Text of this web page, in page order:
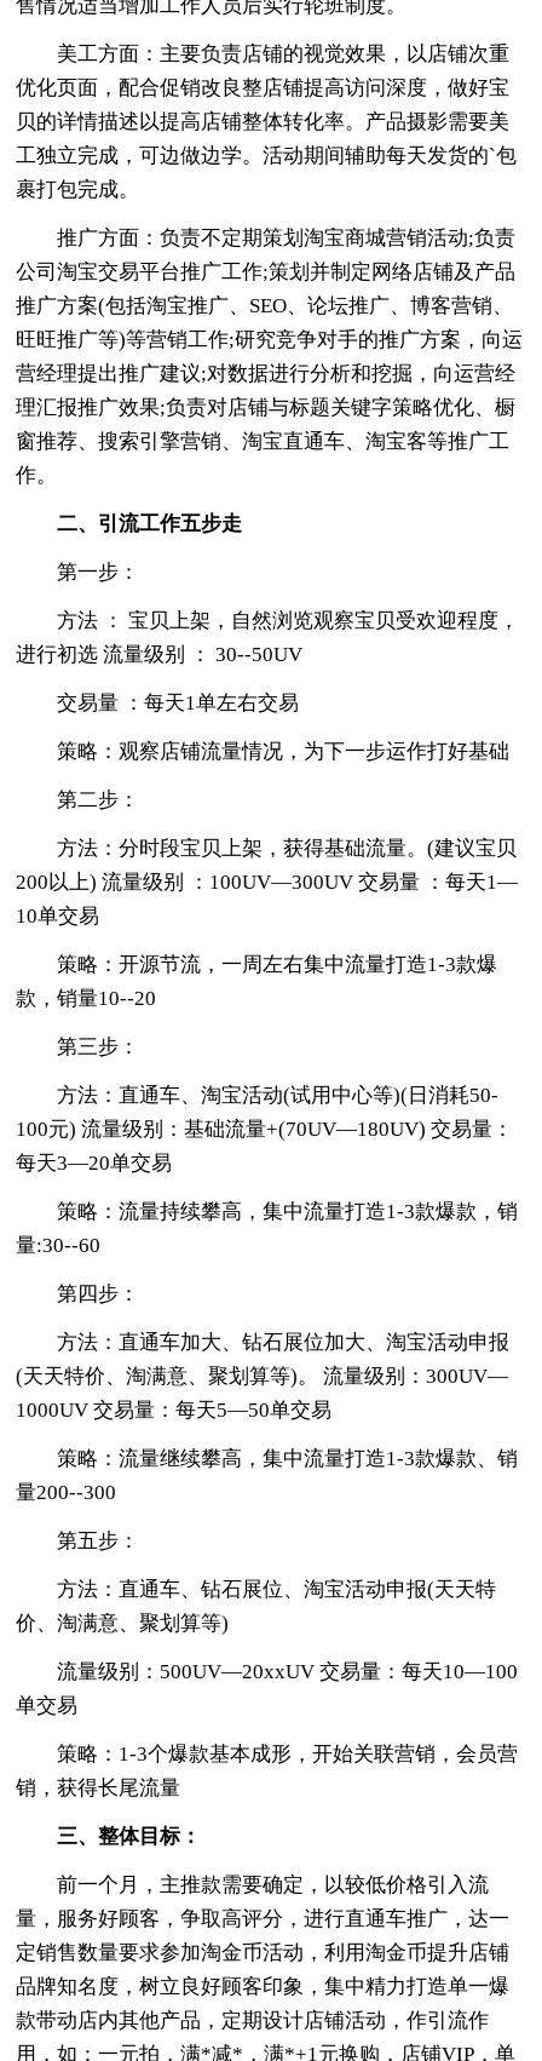
售情况适当增加工作人员后实行轮班制度。
美工方面：主要负责店铺的视觉效果，以店铺次重
优化页面，配合促销改良整店铺提高访问深度，做好宝
贝的详情描述以提高店铺整体转化率。产品摄影需要美
工独立完成，可边做边学。活动期间辅助每天发货的`包
裹打包完成。
推广方面：负责不定期策划淘宝商城营销活动;负责
公司淘宝交易平台推广工作;策划并制定网络店铺及产品
推广方案(包括淘宝推广、SEO、论坛推广、博客营销、
旺旺推广等)等营销工作;研究竞争对手的推广方案，向运
营经理提出推广建议;对数据进行分析和挖掘，向运营经
理汇报推广效果;负责对店铺与标题关键字策略优化、橱
窗推荐、搜索引擎营销、淘宝直通车、淘宝客等推广工
作。
二、引流工作五步走
第一步：
方法 ： 宝贝上架，自然浏览观察宝贝受欢迎程度，
进行初选 流量级别 ： 30--50UV
交易量 ：每天1单左右交易
策略：观察店铺流量情况，为下一步运作打好基础
第二步：
方法：分时段宝贝上架，获得基础流量。(建议宝贝
200以上) 流量级别 ：100UV—300UV 交易量 ：每天1—
10单交易
策略：开源节流，一周左右集中流量打造1-3款爆
款，销量10--20
第三步：
方法：直通车、淘宝活动(试用中心等)(日消耗50-
100元) 流量级别：基础流量+(70UV—180UV) 交易量：
每天3—20单交易
策略：流量持续攀高，集中流量打造1-3款爆款，销
量:30--60
第四步：
方法：直通车加大、钻石展位加大、淘宝活动申报
(天天特价、淘满意、聚划算等)。 流量级别：300UV—
1000UV 交易量：每天5—50单交易
策略：流量继续攀高，集中流量打造1-3款爆款、销
量200--300
第五步：
方法：直通车、钻石展位、淘宝活动申报(天天特
价、淘满意、聚划算等)
流量级别：500UV—20xxUV 交易量：每天10—100
单交易
策略：1-3个爆款基本成形，开始关联营销，会员营
销，获得长尾流量
三、整体目标：
前一个月，主推款需要确定，以较低价格引入流
量，服务好顾客，争取高评分，进行直通车推广，达一
定销售数量要求参加淘金币活动，利用淘金币提升店铺
品牌知名度，树立良好顾客印象，集中精力打造单一爆
款带动店内其他产品，定期设计店铺活动，作引流作
用，如：一元拍，满*减*，满*+1元换购，店铺VIP，单